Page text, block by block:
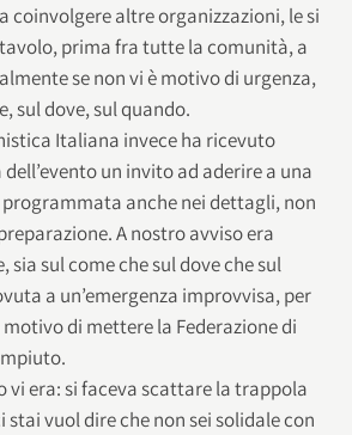
coinvolgere altre organizzazioni, le si
prima fra tutte la comunità, a
se non vi è motivo di urgenza,
sul dove, sul quando.
Italiana invece ha ricevuto
un invito ad aderire a una
anche nei dettagli, non
A nostro avviso era
sul come che sul dove che sul
a un’emergenza improvvisa, per
di mettere la Federazione di
vi era: si faceva scattare la trappola
stai vuol dire che non sei solidale con